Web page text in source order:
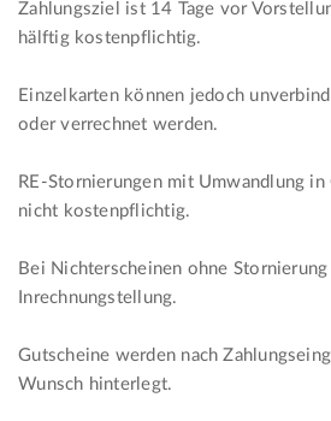
Zahlungsziel ist 14 Tage vor
hälftig kostenpflichtig.
Einzelkarten können jedoch
oder verrechnet werden.
RE-Stornierungen mit Umwandlung
nicht kostenpflichtig.
Bei Nichterscheinen ohne
Inrechnungstellung.
Gutscheine werden nach
Wunsch hinterlegt.